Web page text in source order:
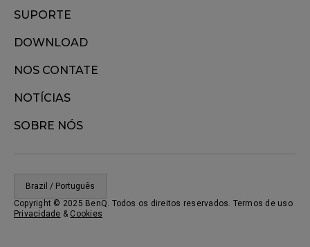
SUPORTE
DOWNLOAD
NOS CONTATE
NOTÍCIAS
SOBRE NÓS
Brazil / Português
Copyright © 2025 BenQ. Todos os direitos reservados. Termos de uso
Privacidade & Cookies